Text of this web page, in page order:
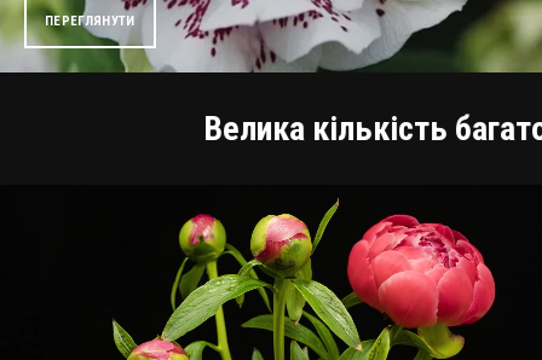
Півонія
ПЕРЕГЛЯНУТИ
ПЕРЕГЛЯНУТИ
Велика кількість